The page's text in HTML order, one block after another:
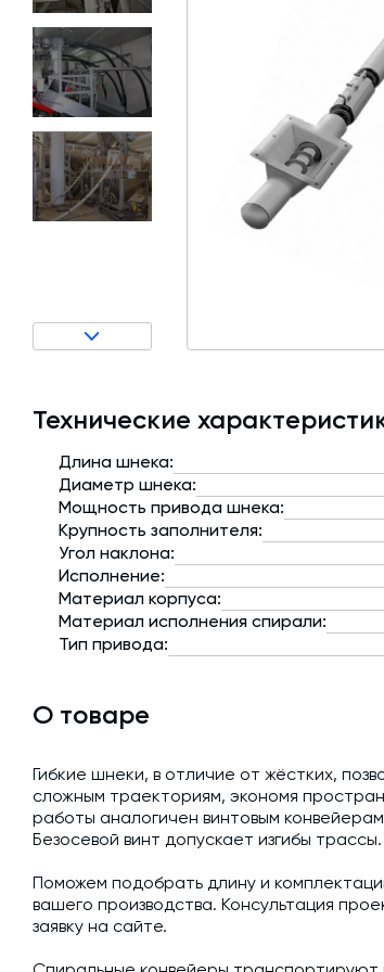
Затворы для силосов и дозаторов
Авто и Ж/Д весы
Пневмооборудование
Датчики
Рециклинг
Околопрессовочное оборудование
Технические
Длина шнека:
Диаметр шнека:
Мощность привода шнека:
Крупность заполнителя:
Угол наклона:
Исполнение:
Материал корпуса:
Материал исполнения спирали:
Тип привода:
О товаре
Гибкие шнеки, в отличие от жёстких,
сложным траекториям, экономя
работы аналогичен винтовым
Безосевой винт допускает изгибы трассы.
Поможем подобрать длину и
вашего производства. Консультация
заявку на сайте.